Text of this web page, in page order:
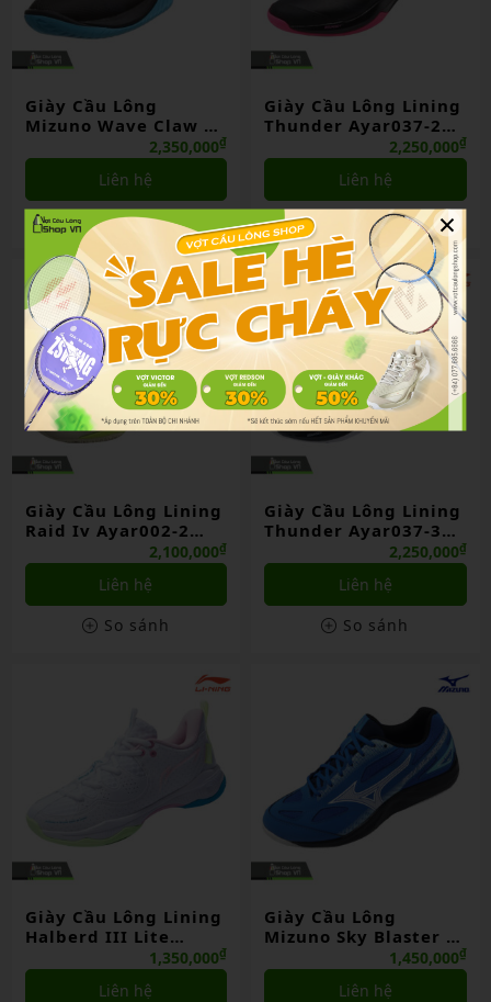
Giày Cầu Lông
Mizuno Wave Claw El
Đen/xanh Dương
2,350,000₫
Liên hệ
So sánh
Giày Cầu Lông Lining
Thunder Ayar037-2
Đen/vàng/hồng
Chính Hãng
2,250,000₫
Liên hệ
So sánh
Giày Cầu Lông Lining
Raid Iv Ayar002-2
Vàng Chính Hãng2,100,000₫
Liên hệ
So sánh
Giày Cầu Lông Lining
Thunder Ayar037-3
Trắng/đen Chính
Hãng
2,250,000₫
Liên hệ
So sánh
Giày Cầu Lông Lining
Halberd III Lite
Aytr026-1 Trắng
Chính Hãng
1,350,000₫
Liên hệ
Giày Cầu Lông
Mizuno Sky Blaster 2
(71ga204521) Xanh
Dương
1,450,000₫
Liên hệ
×